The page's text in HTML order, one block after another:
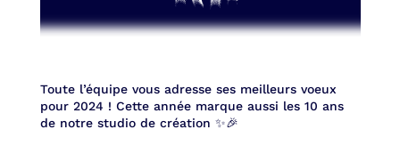
Toute l’équipe vous adresse ses meilleurs voeux
pour 2024 ! Cette année marque aussi les 10 ans
de notre studio de création ✨🎉